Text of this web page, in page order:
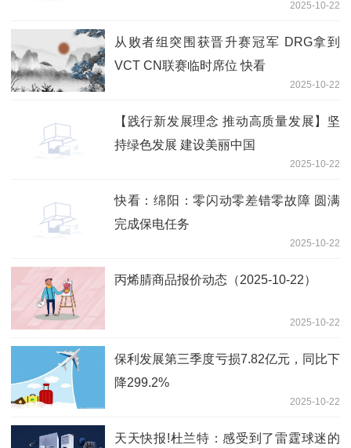
2025-10-22
从败者组突围获晋升赛冠军 DRG拿到
VCT CN联赛临时席位 快看
2025-10-22
【践行新发展理念 推动高质量发展】坚
持绿色发展 建设美丽中国
2025-10-22
快看：绵阳：零闪动零差错零故障 圆满
完成保电任务
2025-10-22
丙烯腈商品报价动态（2025-10-22）
2025-10-22
保利发展第三季度亏损7.82亿元，同比下
降299.2%
2025-10-22
天天快报!杜兰特：感受到了雷霆球迷的